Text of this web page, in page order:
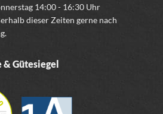
14:00 - 16:30 Uhr
dieser Zeiten gerne nach
Gütesiegel